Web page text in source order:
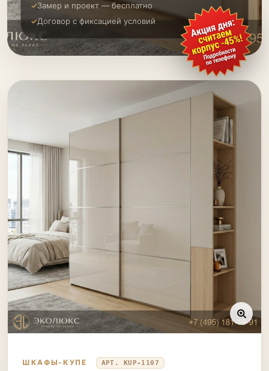
Замер и проект — бесплатно
Договор с фиксацией условий
ШКАФЫ-КУПЕ АРТ. KUP-1107